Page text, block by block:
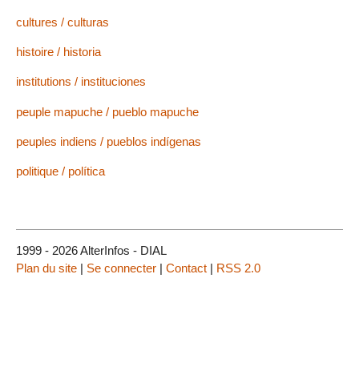
cultures / culturas
histoire / historia
institutions / instituciones
peuple mapuche / pueblo mapuche
peuples indiens / pueblos indígenas
politique / política
1999 - 2026 AlterInfos - DIAL
Plan du site | Se connecter | Contact | RSS 2.0